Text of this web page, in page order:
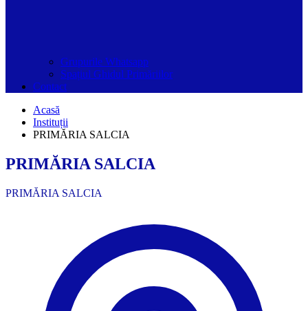
Grupurile Whatsapp
Spațiul Ghidul Primăriilor
Contact
Acasă
Instituții
PRIMĂRIA SALCIA
PRIMĂRIA SALCIA
PRIMĂRIA SALCIA